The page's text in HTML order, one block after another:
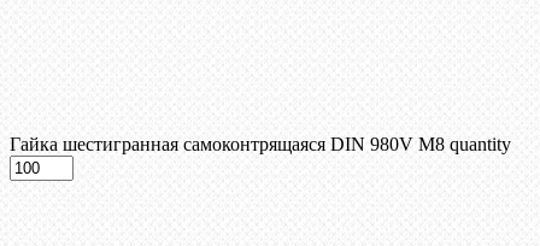
Гайка шестигранная самоконтрящаяся DIN 980V М8 quantity